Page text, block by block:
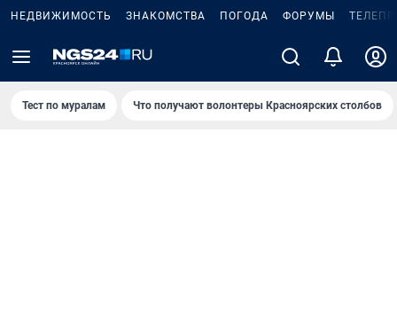
НЕДВИЖИМОСТЬ ЗНАКОМСТВА ПОГОДА ФОРУМЫ
Тест по мурaлaм Что получают волонтеры Красноярских столбов